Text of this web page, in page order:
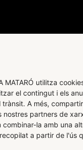
MATARÓ utilitza
el contingut i els
A més,
partners de
la amb una
a partir de l'ús